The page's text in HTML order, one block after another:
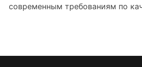
современным требованиям по